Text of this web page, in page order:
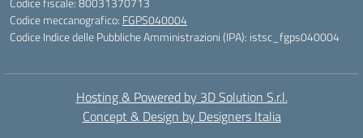
Codice meccanografico: FGPS040004
Codice Indice delle Pubbliche Amministrazioni (IPA): istsc_fgps040004
Hosting & Powered by 3D Solution S.r.l.
Concept & Design by Designers Italia